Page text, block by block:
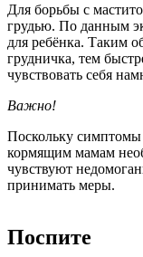
Для борьбы с
грудью. По данным
для ребёнка. Таким
грудничка, тем
чувствовать себя
Важно!
Поскольку симптомы
кормящим мамам
чувствуют
принимать меры.
Поспите